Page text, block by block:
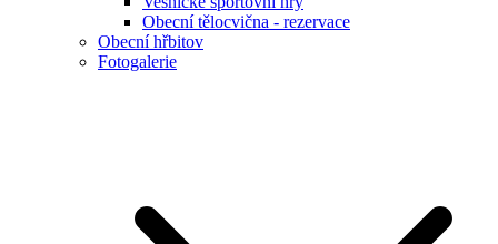
Obecní tělocvična - rezervace
Obecní hřbitov
Fotogalerie